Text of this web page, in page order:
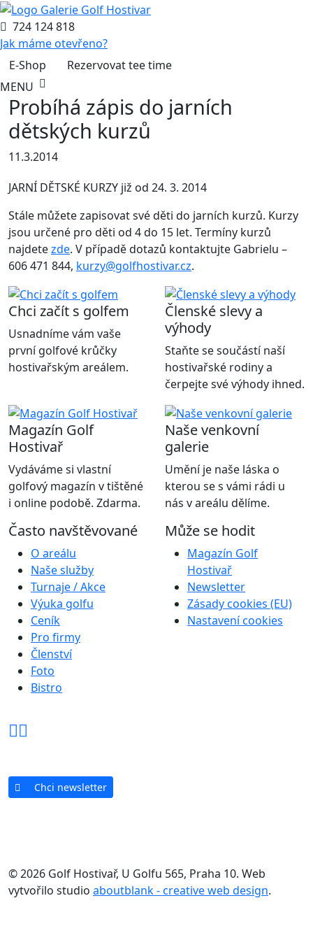
724 124 818
Jak máme otevřeno?
E-Shop
Rezervovat tee time
MENU
Probíhá zápis do jarních
dětských kurzů
11.3.2014
JARNÍ DĚTSKÉ KURZY již od 24. 3. 2014
Stále můžete zapisovat své děti do jarních kurzů. Kurzy
jsou určené pro děti od 4 do 15 let. Termíny kurzů
najdetezde. V případě dotazů kontaktujte Gabrielu –
606 471 844, kurzy@golfhostivar.cz.
Chci začít s golfem
Usnadníme vám vaše
první golfové krůčky
hostivařským areálem.
Členské slevy a
výhody
Staňte se součástí naší
hostivařské rodiny a
čerpejte své výhody ihned.
Magazín Golf
Hostivař
Vydáváme si vlastní
golfový magazín v tištěné
i online podobě. Zdarma.
Naše venkovní
galerie
Umění je naše láska o
kterou se s vámi rádi u
nás v areálu dělíme.
Často navštěvované
O areálu
Naše služby
Turnaje / Akce
Výuka golfu
Ceník
Pro firmy
Členství
Foto
Bistro
Může se hodit
Magazín Golf
Hostivař
Newsletter
Zásady cookies (EU)
Nastavení cookies
Chci newsletter
© 2026 Golf Hostivař, U Golfu 565, Praha 10. Web
vytvořilo studio aboutblank - creative web design.